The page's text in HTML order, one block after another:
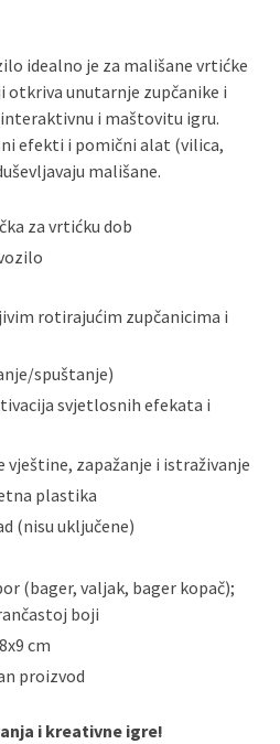
idealno je za mališane vrtićke
otkriva unutarnje zupčanike i
i maštovitu igru.
efekti i pomični alat (vilica,
mališane.
za vrtićku dob
rotirajućim zupčanicima i
spuštanje)
svjetlosnih efekata i
vještine, zapažanje i istraživanje
plastika
(nisu uključene)
(bager, valjak, bager kopač);
boji
cm
proizvod
i kreativne igre!